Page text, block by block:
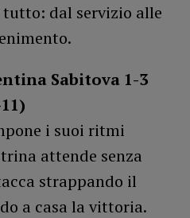
dal servizio alle
Sabitova 1-3
i suoi ritmi
attende senza
strappando il
a casa la vittoria.